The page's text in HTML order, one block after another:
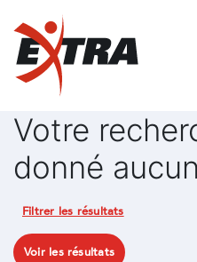
Votre
donné
Filtrer les résultats
Voir les résultats